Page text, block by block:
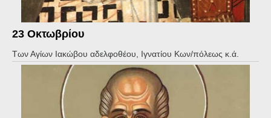
23 Οκτωβρίου
Των Αγίων Ιακώβου αδελφοθέου, Ιγνατίου Κων/πόλεως κ.ά.